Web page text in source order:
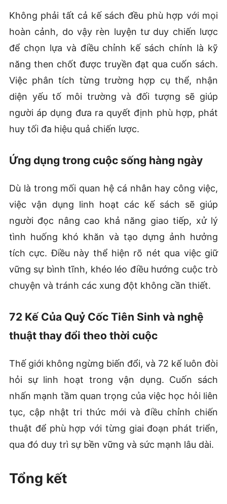
Không phải tất cả kế sách đều phù hợp với mọi
hoàn cảnh, do vậy rèn luyện tư duy chiến lược
để chọn lựa và điều chỉnh kế sách chính là kỹ
năng then chốt được truyền đạt qua cuốn sách.
Việc phân tích từng trường hợp cụ thể, nhận
diện yếu tố môi trường và đối tượng sẽ giúp
người áp dụng đưa ra quyết định phù hợp, phát
huy tối đa hiệu quả chiến lược.
Ứng dụng trong cuộc sống hàng ngày
Dù là trong mối quan hệ cá nhân hay công việc,
việc vận dụng linh hoạt các kế sách sẽ giúp
người đọc nâng cao khả năng giao tiếp, xử lý
tình huống khó khăn và tạo dựng ảnh hưởng
tích cực. Điều này thể hiện rõ nét qua việc giữ
vững sự bình tĩnh, khéo léo điều hướng cuộc trò
chuyện và tránh các xung đột không cần thiết.
72 Kế Của Quỷ Cốc Tiên Sinh và nghệ
thuật thay đổi theo thời cuộc
Thế giới không ngừng biến đổi, và 72 kế luôn đòi
hỏi sự linh hoạt trong vận dụng. Cuốn sách
nhấn mạnh tầm quan trọng của việc học hỏi liên
tục, cập nhật tri thức mới và điều chỉnh chiến
thuật để phù hợp với từng giai đoạn phát triển,
qua đó duy trì sự bền vững và sức mạnh lâu dài.
Tổng kết